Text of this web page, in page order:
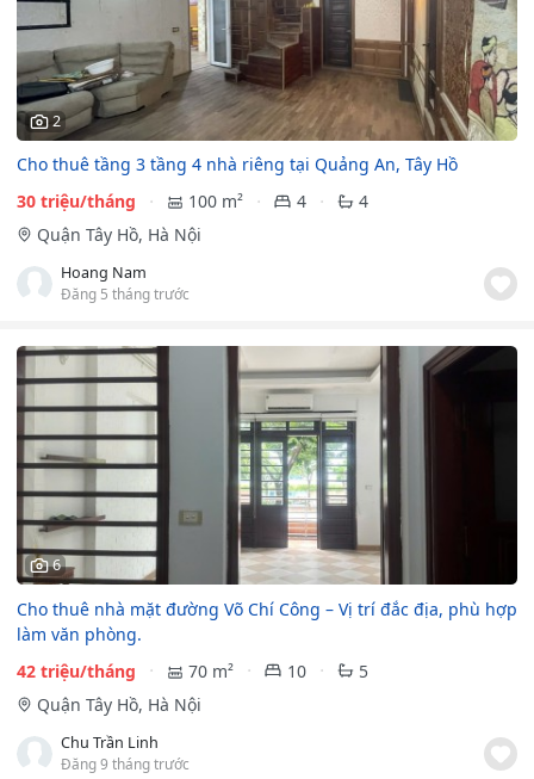
2
Cho thuê tầng 3 tầng 4 nhà riêng tại Quảng An, Tây Hồ
30 triệu/tháng
100 m² 4
4
Quận Tây Hồ, Hà Nội
Hoang Nam
Đăng 5 tháng trước
6
Cho thuê nhà mặt đường Võ Chí Công – Vị trí đắc địa, phù hợp
làm văn phòng.
42 triệu/tháng
70 m² 10
5
Quận Tây Hồ, Hà Nội
Chu Trần Linh
Đăng 9 tháng trước